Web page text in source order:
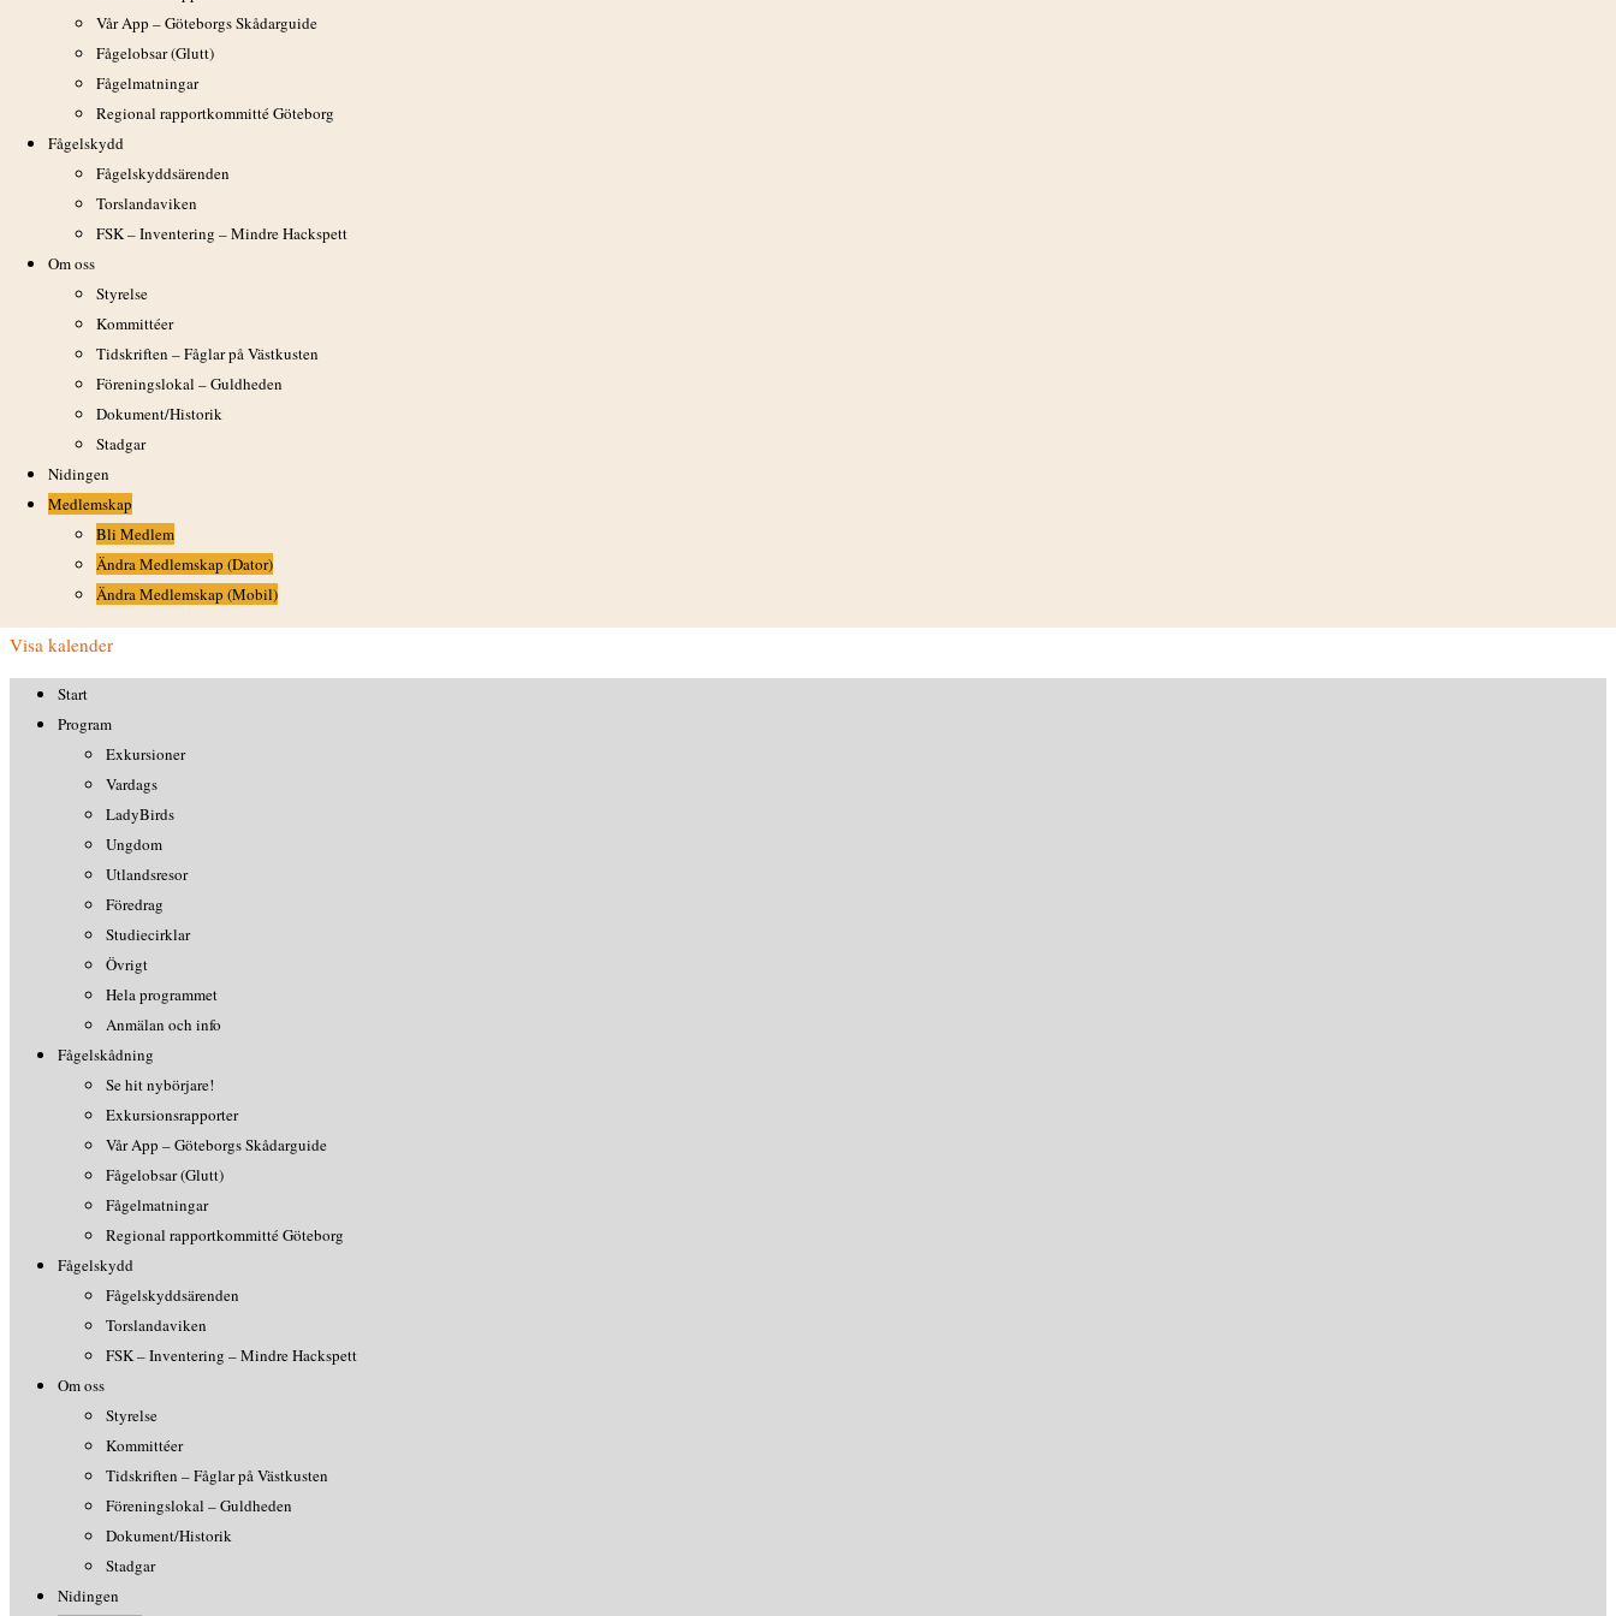
Vår App – Göteborgs Skådarguide
Fågelobsar (Glutt)
Fågelmatningar
Regional rapportkommitté Göteborg
Fågelskydd
Fågelskyddsärenden
Torslandaviken
FSK – Inventering – Mindre Hackspett
Om oss
Styrelse
Kommittéer
Tidskriften – Fåglar på Västkusten
Föreningslokal – Guldheden
Dokument/Historik
Stadgar
Nidingen
Medlemskap
Bli Medlem
Ändra Medlemskap (Dator)
Ändra Medlemskap (Mobil)
Frågor om fåglar
Posta din fråga i någon facebook-grupp, t ex
GOFs Facebook-sida
Fågelskådning i Göteborgstrakten
Nidingen
Aktuella observationer
Larm på Band i Göteborg
Kommande evenemang
15:00
Norra Halland
Visa kalender
Start
Program
Exkursioner
Vardags
LadyBirds
Ungdom
Utlandsresor
Föredrag
Studiecirklar
Övrigt
Hela programmet
Anmälan och info
Fågelskådning
Se hit nybörjare!
Exkursionsrapporter
Vår App – Göteborgs Skådarguide
Fågelobsar (Glutt)
Fågelmatningar
Regional rapportkommitté Göteborg
Fågelskydd
Fågelskyddsärenden
Torslandaviken
FSK – Inventering – Mindre Hackspett
Om oss
Styrelse
Kommittéer
Tidskriften – Fåglar på Västkusten
Föreningslokal – Guldheden
Dokument/Historik
Stadgar
Nidingen